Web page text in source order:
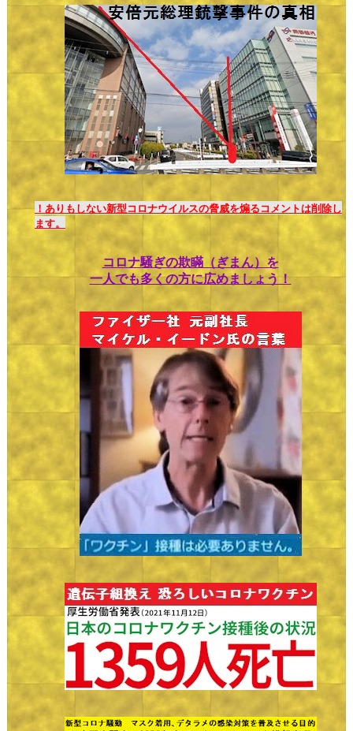
！ありもしない新型コロナウイルスの脅威を煽るコメントは削除し
ます。
コロナ騒ぎの欺瞞（ぎまん）を
一人でも多くの方に広めましょう！